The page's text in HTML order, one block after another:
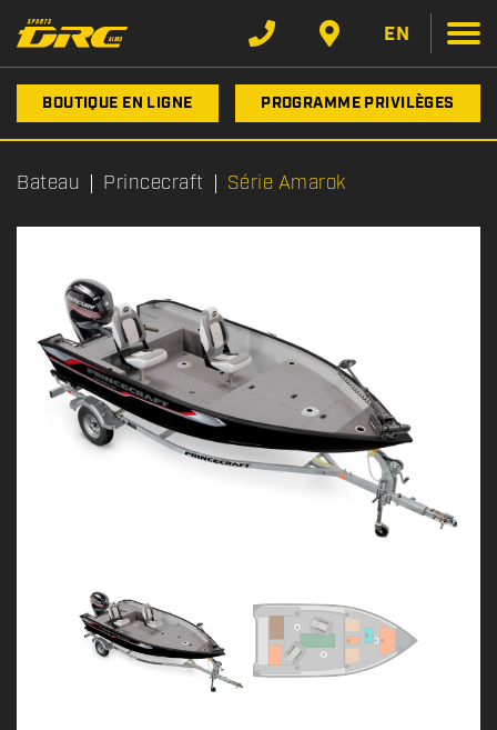
EN
BOUTIQUE EN LIGNE PROGRAMME PRIVILÈGES
Bateau Princecraft Série Amarok